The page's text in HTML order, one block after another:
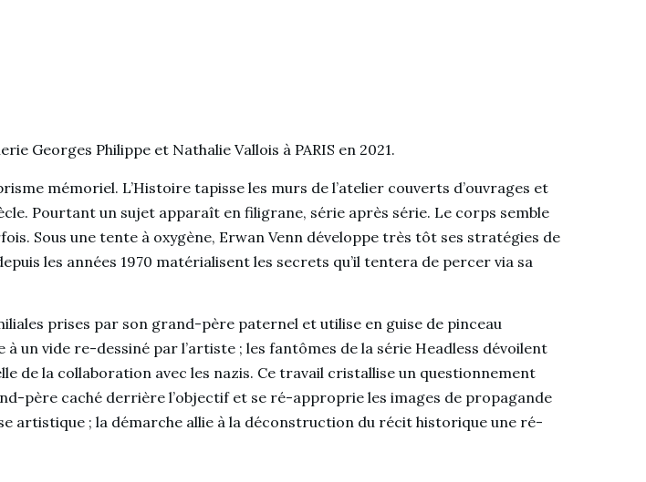
Georges Philippe et Nathalie Vallois à PARIS en 2021.
mémoriel. L’Histoire tapisse les murs de l’atelier couverts d’ouvrages et
Pourtant un sujet apparaît en filigrane, série après série. Le corps semble
Sous une tente à oxygène, Erwan Venn développe très tôt ses stratégies de
les années 1970 matérialisent les secrets qu’il tentera de percer via sa
prises par son grand-père paternel et utilise en guise de pinceau
un vide re-dessiné par l’artiste ; les fantômes de la série Headless dévoilent
de la collaboration avec les nazis. Ce travail cristallise un questionnement
père caché derrière l’objectif et se ré-approprie les images de propagande
artistique ; la démarche allie à la déconstruction du récit historique une ré-